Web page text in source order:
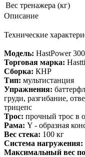
Вес тренажера (кг)
Описание
Технические
Модель: HastPower 300
Торговая марка:
Сборка: КНР
Тип: мультистанция
Упражнения:
груди, разгибание,
трицепс
Трос: прочный трос в
Рама: Y - образная
Вес стека: 100 кг
Система нагружения:
Максимальный вес